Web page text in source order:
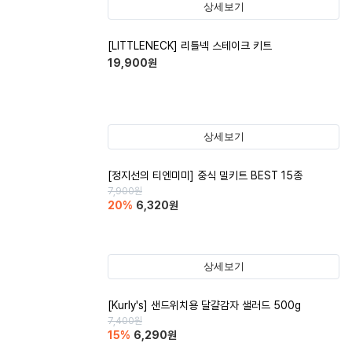
상세보기
[LITTLENECK] 리틀넥 스테이크 키트
19,900원
상세보기
[정지선의 티엔미미] 중식 밀키트 BEST 15종
7,900원
20% 6,320원
상세보기
[Kurly's] 샌드위치용 달걀감자 샐러드 500g
7,400원
15% 6,290원